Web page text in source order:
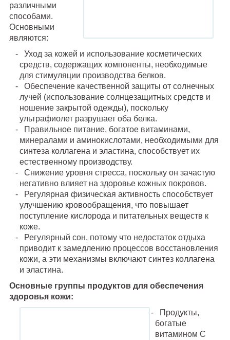
различными
способами.
Основными
являются:
Уход за кожей и использование косметических
средств, содержащих компоненты, необходимые
для стимуляции производства белков.
Обеспечение качественной защиты от солнечных
лучей (использование солнцезащитных средств и
ношение закрытой одежды), поскольку
ультрафиолет разрушает оба белка.
Правильное питание, богатое витаминами,
минералами и аминокислотами, необходимыми для
синтеза коллагена и эластина, способствует их
естественному производству.
Снижение уровня стресса, поскольку он зачастую
негативно влияет на здоровье кожных покровов.
Регулярная физическая активность способствует
улучшению кровообращения, что повышает
поступление кислорода и питательных веществ к
коже.
Регулярный сон, потому что недостаток отдыха
приводит к замедлению процессов восстановления
кожи, а эти механизмы включают синтез коллагена
и эластина.
Основные группы продуктов для обеспечения
здоровья кожи:
Продукты,
богатые
витамином C